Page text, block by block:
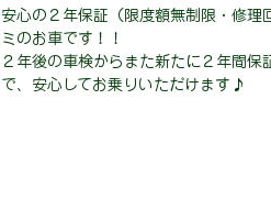
安心の２年保証（限度額無制限・修理
ミのお車です！！
２年後の車検からまた新たに２年間保
で、安心してお乗りいただけます♪